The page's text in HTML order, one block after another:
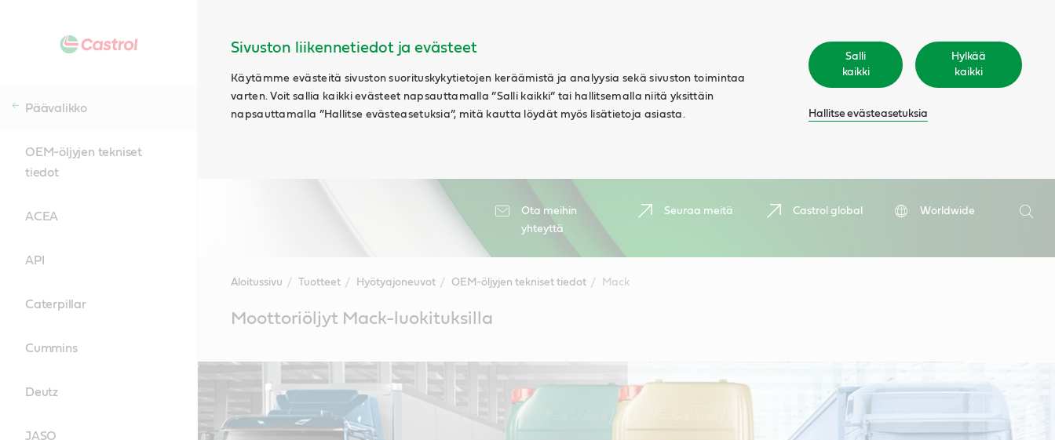
Sivuston liikennetiedot ja evästeet
Käytämme evästeitä sivuston suorituskykytietojen keräämistä ja analyysia sekä sivuston toimintaa
varten. Voit sallia kaikki evästeet napsauttamalla ”Salli kaikki” tai hallitsemalla niitä yksittäin
napsauttamalla ”Hallitse evästeasetuksia”, mitä kautta löydät myös lisätietoja asiasta.
Salli
kaikki
Hylkää
kaikki
Hallitse evästeasetuksia
Ota meihin
yhteyttä
Seuraa meitä Castrol global
Worldwide
Hae
Päävalikko
OEM-öljyjen tekniset
tiedot
ACEA
API
Caterpillar
Cummins
Deutz
JASO
Aloitussivu Tuotteet Hyötyajoneuvot OEM-öljyjen tekniset tiedot Mack
ContentMoottoriöljyt Mack-luokituksilla